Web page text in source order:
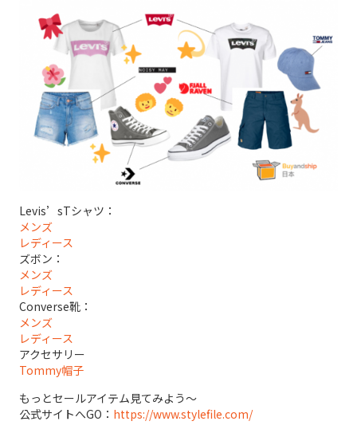
Levis’sTシャツ：
メンズ
レディース
ズボン：
メンズ
レディース
Converse靴：
メンズ
レディース
アクセサリー
Tommy帽子
もっとセールアイテム見てみよう～
公式サイトへGO： https://www.stylefile.com/